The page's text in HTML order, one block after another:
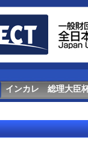
インカレ 総理大臣